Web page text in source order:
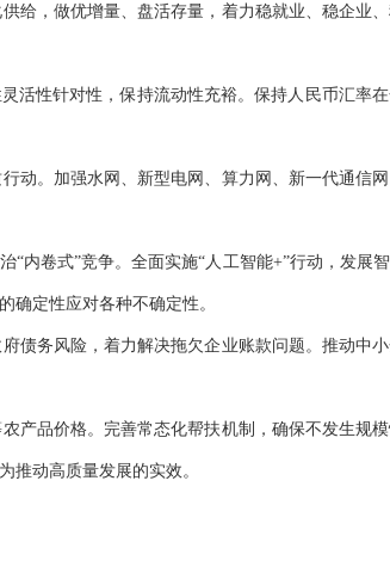
给，做优增量、盘活存量，着力稳就业、稳企业
性针对性，保持流动性充裕。保持人民币汇率
。加强水网、新型电网、算力网、新一代通信网
卷式”竞争。全面实施“人工智能+”行动，发展
确定性应对各种不确定性。
务风险，着力解决拖欠企业账款问题。推动中
品价格。完善常态化帮扶机制，确保不发生规
推动高质量发展的实效。